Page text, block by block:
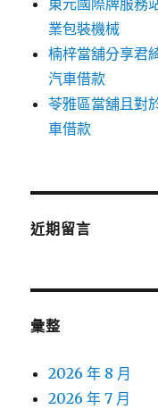
東元國際牌服務
業包裝機械
楠梓當舖分享君
汽車借款
苓雅區當舖且對
車借款
近期留言
彙整
2026 年 8 月
2026 年 7 月